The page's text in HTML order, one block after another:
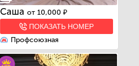
Саша от 10,000 ₽
ПОКАЗАТЬ НОМЕР
Профсоюзная